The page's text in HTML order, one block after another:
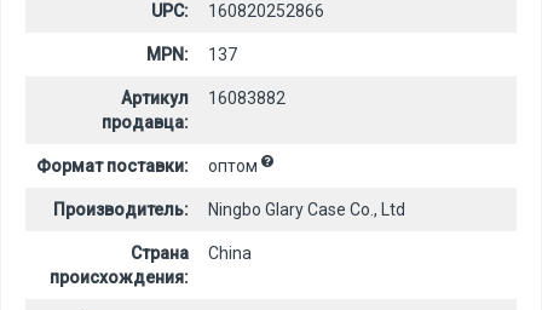
UPC: 160820252866
MPN: 137
Артикул
продавца:
16083882
Формат поставки: оптом
Производитель: Ningbo Glary Case Co., Ltd
Страна
происхождения:
China